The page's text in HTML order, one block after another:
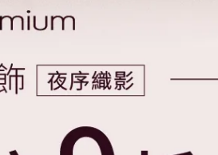
【羅馬假期-百合金】100%長絨棉.素
色雙人兩用被套